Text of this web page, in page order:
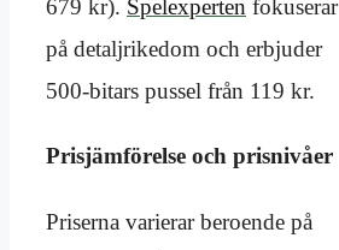
679 kr). Spelexperten fokuserar
på detaljrikedom och erbjuder
500-bitars pussel från 119 kr.
Prisjämförelse och prisnivåer
Priserna varierar beroende på